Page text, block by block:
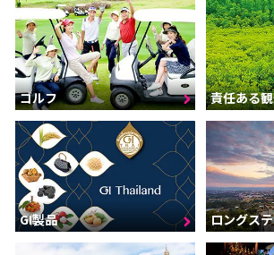
ゴルフ 責任ある
GI製品 ロングス